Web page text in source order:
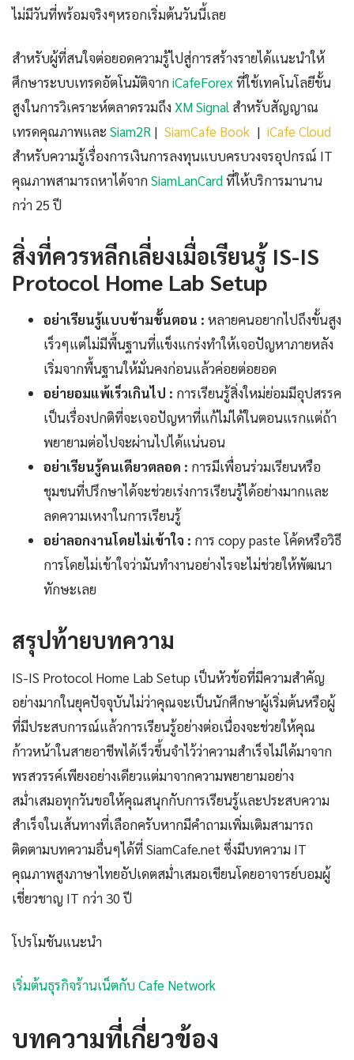
ไม่มีวันที่พร้อมจริงๆหรอกเริ่มต้นวันนี้เลย
สำหรับผู้ที่สนใจต่อยอดความรู้ไปสู่การสร้างรายได้แนะนำให้
ศึกษาระบบเทรดอัตโนมัติจากiCafeForex ที่ใช้เทคโนโลยีขั้น
สูงในการวิเคราะห์ตลาดรวมถึง XM Signal สำหรับสัญญาณ
เทรดคุณภาพและ Siam2R | SiamCafe Book | iCafe Cloud
สำหรับความรู้เรื่องการเงินการลงทุนแบบครบวงจรอุปกรณ์ IT
คุณภาพสามารถหาได้จากSiamLanCardที่ให้บริการมานาน
กว่า 25 ปี
สิ่งที่ควรหลีกเลี่ยงเมื่อเรียนรู้ IS-IS
Protocol Home Lab Setup
อย่าเรียนรู้แบบข้ามขั้นตอน : หลายคนอยากไปถึงขั้นสูง
เร็วๆแต่ไม่มีพื้นฐานที่แข็งแกร่งทำให้เจอปัญหาภายหลัง
เริ่มจากพื้นฐานให้มั่นคงก่อนแล้วค่อยต่อยอด
อย่ายอมแพ้เร็วเกินไป : การเรียนรู้สิ่งใหม่ย่อมมีอุปสรรค
เป็นเรื่องปกติที่จะเจอปัญหาที่แก้ไม่ได้ในตอนแรกแต่ถ้า
พยายามต่อไปจะผ่านไปได้แน่นอน
อย่าเรียนรู้คนเดียวตลอด : การมีเพื่อนร่วมเรียนหรือ
ชุมชนที่ปรึกษาได้จะช่วยเร่งการเรียนรู้ได้อย่างมากและ
ลดความเหงาในการเรียนรู้
อย่าลอกงานโดยไม่เข้าใจ : การ copy paste โค้ดหรือวิธี
การโดยไม่เข้าใจว่ามันทำงานอย่างไรจะไม่ช่วยให้พัฒนา
ทักษะเลย
สรุปท้ายบทความ
IS-IS Protocol Home Lab Setup เป็นหัวข้อที่มีความสำคัญ
อย่างมากในยุคปัจจุบันไม่ว่าคุณจะเป็นนักศึกษาผู้เริ่มต้นหรือผู้
ที่มีประสบการณ์แล้วการเรียนรู้อย่างต่อเนื่องจะช่วยให้คุณ
ก้าวหน้าในสายอาชีพได้เร็วขึ้นจำไว้ว่าความสำเร็จไม่ได้มาจาก
พรสวรรค์เพียงอย่างเดียวแต่มาจากความพยายามอย่าง
สม่ำเสมอทุกวันขอให้คุณสนุกกับการเรียนรู้และประสบความ
สำเร็จในเส้นทางที่เลือกครับหากมีคำถามเพิ่มเติมสามารถ
ติดตามบทความอื่นๆได้ที่ SiamCafe.net ซึ่งมีบทความ IT
คุณภาพสูงภาษาไทยอัปเดตสม่ำเสมอเขียนโดยอาจารย์บอมผู้
เชี่ยวชาญ IT กว่า 30 ปี
โปรโมชันแนะนำ
เริ่มต้นธุรกิจร้านเน็ตกับ Cafe Network
บทความที่เกี่ยวข้อง